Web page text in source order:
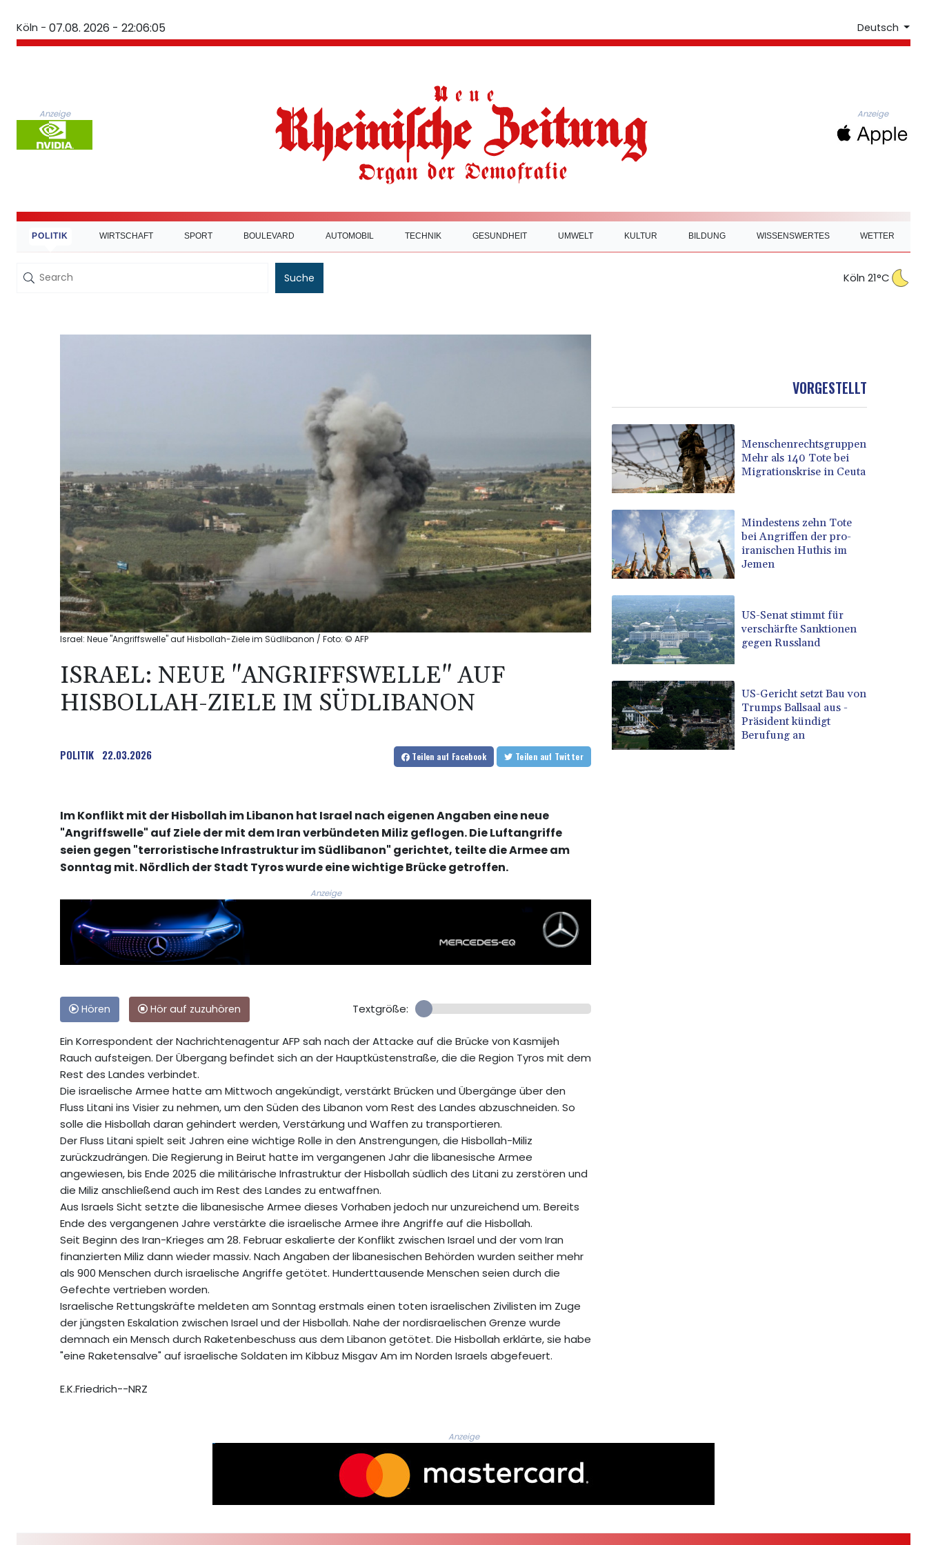
Köln - 07.08. 2026 - 22:06:05 Deutsch
Anzeige Anzeige
POLITIK WIRTSCHAFT SPORT BOULEVARD AUTOMOBIL TECHNIK GESUNDHEIT UMWELT KULTUR BILDUNG WISSENSWERTES WETTER
Suche Köln 21°C
Israel: Neue "Angriffswelle" auf Hisbollah-Ziele im Südlibanon / Foto: © AFP
ISRAEL: NEUE "ANGRIFFSWELLE" AUF
HISBOLLAH-ZIELE IM SÜDLIBANON
POLITIK 22.03.2026 Teilen auf Facebook Teilen auf Twitter
Im Konflikt mit der Hisbollah im Libanon hat Israel nach eigenen Angaben eine neue
"Angriffswelle" auf Ziele der mit dem Iran verbündeten Miliz geflogen. Die Luftangriffe
seien gegen "terroristische Infrastruktur im Südlibanon" gerichtet, teilte die Armee am
Sonntag mit. Nördlich der Stadt Tyros wurde eine wichtige Brücke getroffen.
Anzeige
Hören Hör auf zuzuhören Textgröße:
Ein Korrespondent der Nachrichtenagentur AFP sah nach der Attacke auf die Brücke von Kasmijeh
Rauch aufsteigen. Der Übergang befindet sich an der Hauptküstenstraße, die die Region Tyros mit dem
Rest des Landes verbindet.
Die israelische Armee hatte am Mittwoch angekündigt, verstärkt Brücken und Übergänge über den
Fluss Litani ins Visier zu nehmen, um den Süden des Libanon vom Rest des Landes abzuschneiden. So
solle die Hisbollah daran gehindert werden, Verstärkung und Waffen zu transportieren.
Der Fluss Litani spielt seit Jahren eine wichtige Rolle in den Anstrengungen, die Hisbollah-Miliz
zurückzudrängen. Die Regierung in Beirut hatte im vergangenen Jahr die libanesische Armee
angewiesen, bis Ende 2025 die militärische Infrastruktur der Hisbollah südlich des Litani zu zerstören und
die Miliz anschließend auch im Rest des Landes zu entwaffnen.
Aus Israels Sicht setzte die libanesische Armee dieses Vorhaben jedoch nur unzureichend um. Bereits
Ende des vergangenen Jahre verstärkte die israelische Armee ihre Angriffe auf die Hisbollah.
Seit Beginn des Iran-Krieges am 28. Februar eskalierte der Konflikt zwischen Israel und der vom Iran
finanzierten Miliz dann wieder massiv. Nach Angaben der libanesischen Behörden wurden seither mehr
als 900 Menschen durch israelische Angriffe getötet. Hunderttausende Menschen seien durch die
Gefechte vertrieben worden.
Israelische Rettungskräfte meldeten am Sonntag erstmals einen toten israelischen Zivilisten im Zuge
der jüngsten Eskalation zwischen Israel und der Hisbollah. Nahe der nordisraelischen Grenze wurde
demnach ein Mensch durch Raketenbeschuss aus dem Libanon getötet. Die Hisbollah erklärte, sie habe
"eine Raketensalve" auf israelische Soldaten im Kibbuz Misgav Am im Norden Israels abgefeuert.
E.K.Friedrich--NRZ
VORGESTELLT
Menschenrechtsgruppen:
Mehr als 140 Tote bei
Migrationskrise in Ceuta
Mindestens zehn Tote
bei Angriffen der pro-
iranischen Huthis im
Jemen
US-Senat stimmt für
verschärfte Sanktionen
gegen Russland
US-Gericht setzt Bau von
Trumps Ballsaal aus -
Präsident kündigt
Berufung an
Anzeige